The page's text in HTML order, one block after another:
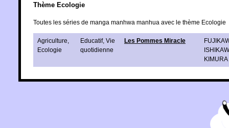
Thème Ecologie
Toutes les séries de manga manhwa manhua avec le thème Ecologie
Agriculture
Ecologie
Educatif, Vie
quotidienne
Les Pommes Miracle